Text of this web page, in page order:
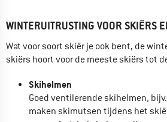
WINTERUITRUSTING VOOR SKIËRS
Wat voor soort skiër je ook bent, de
skiërs hoort voor de meeste skiërs tot
Skihelmen
Goed ventilerende skihelmen,
maken skimutsen tijdens het